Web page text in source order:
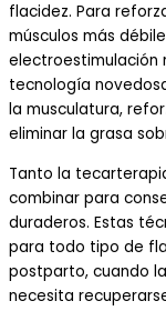
flacidez. Para
músculos más
electroestimulación
tecnología
la musculatura,
eliminar la grasa
Tanto la
combinar para
duraderos. Estas
para todo tipo de
postparto, cuando
necesita